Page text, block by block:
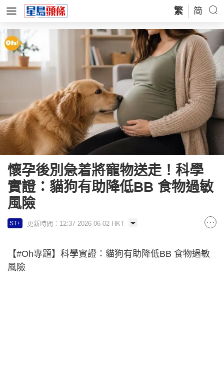
繁 简
懷孕後別急着將寵物送走！科學
實證：貓狗有助降低BB 食物過敏
風險
ST+ 更新時間：12:37 2026-06-02 HKT
【#Oh專題】科學實證：貓狗有助降低BB 食物過敏
風險